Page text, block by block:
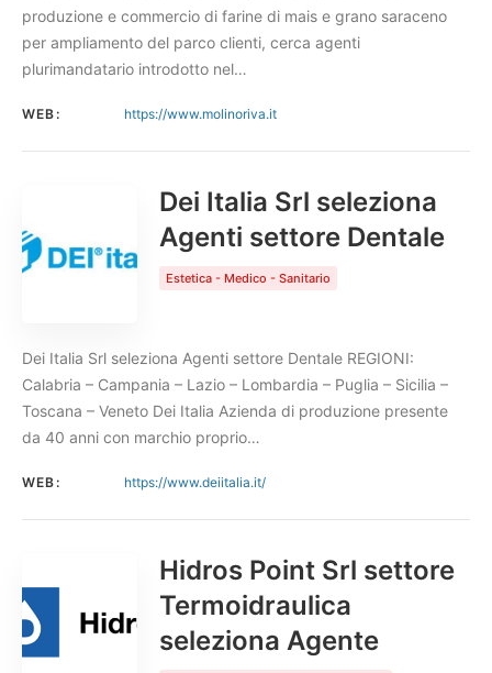
produzione e commercio di farine di mais e grano saraceno
per ampliamento del parco clienti, cerca agenti
plurimandatario introdotto nel…
WEB: https://www.molinoriva.it
Dei Italia Srl seleziona
Agenti settore Dentale
Estetica - Medico - Sanitario
Dei Italia Srl seleziona Agenti settore Dentale REGIONI:
Calabria – Campania – Lazio – Lombardia – Puglia – Sicilia –
Toscana – Veneto Dei Italia Azienda di produzione presente
da 40 anni con marchio proprio…
WEB: https://www.deiitalia.it/
Hidros Point Srl settore
Termoidraulica
seleziona Agente